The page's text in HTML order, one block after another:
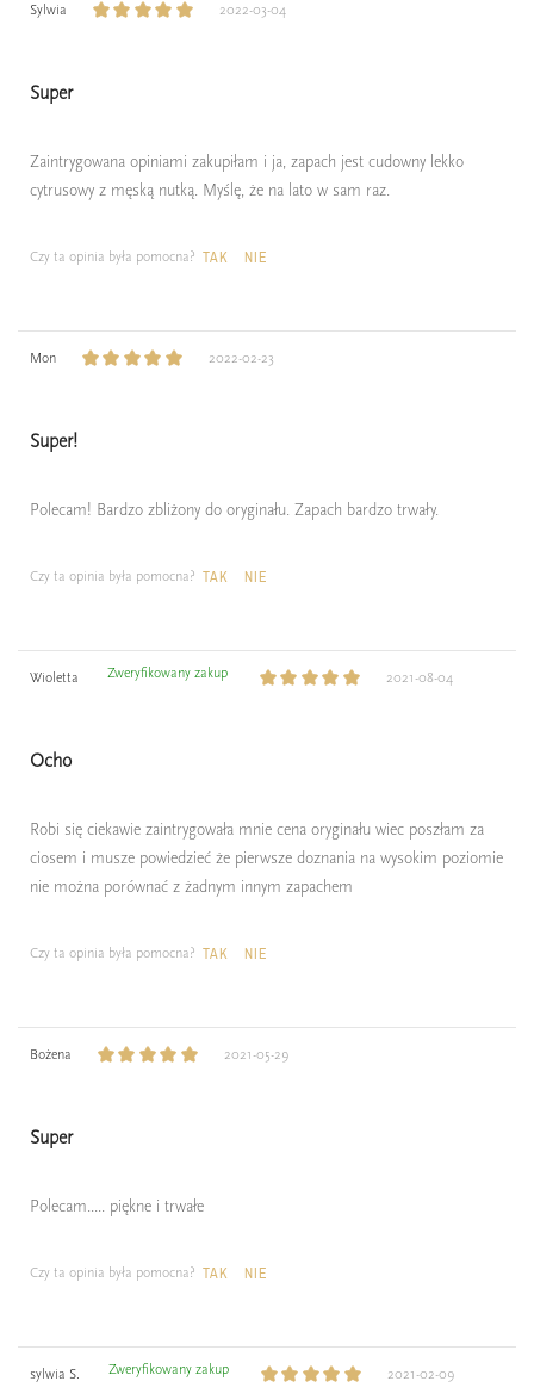
Sylwia 2022-03-04
Super
Zaintrygowana opiniami zakupiłam i ja, zapach jest cudowny lekko
cytrusowy z męską nutką. Myślę, że na lato w sam raz.
Czy ta opinia była pomocna? TAK NIE
Mon 2022-02-23
Super!
Polecam! Bardzo zbliżony do oryginału. Zapach bardzo trwały.
Czy ta opinia była pomocna? TAK NIE
Wioletta Zweryfikowany zakup 2021-08-04
Ocho
Robi się ciekawie zaintrygowała mnie cena oryginału wiec poszłam za
ciosem i musze powiedzieć że pierwsze doznania na wysokim poziomie
nie można porównać z żadnym innym zapachem
Czy ta opinia była pomocna? TAK NIE
Bożena 2021-05-29
Super
Polecam..... piękne i trwałe
Czy ta opinia była pomocna? TAK NIE
sylwia S. Zweryfikowany zakup 2021-02-09